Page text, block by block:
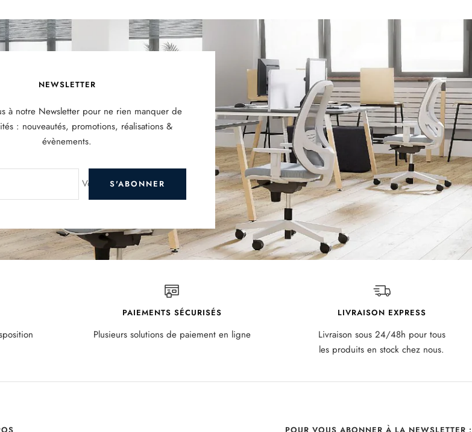
NEWSLETTER
à notre Newsletter pour ne rien manquer de
: nouveautés, promotions, réalisations &
évènements.
Votre e-mailS'ABONNER
PAIEMENTS SÉCURISÉS
Plusieurs solutions de paiement en ligne
LIVRAISON EXPRESS
Livraison sous 24/48h pour tous
les produits en stock chez nous.